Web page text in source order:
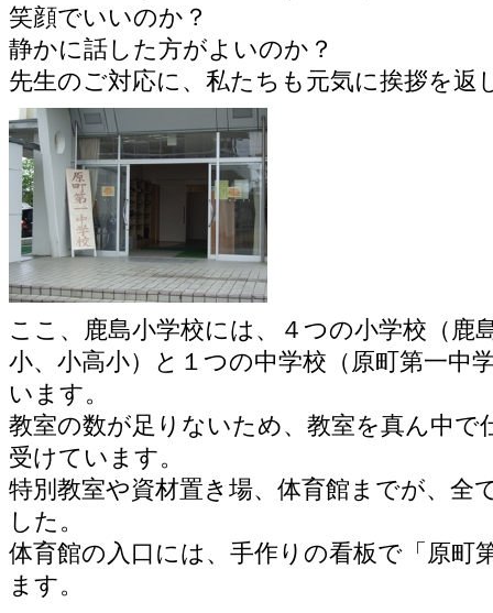
笑顔でいいのか？
静かに話した方がよいのか？
先生のご対応に、私たちも元気に挨拶を返
ここ、鹿島小学校には、４つの小学校（鹿
小、小高小）と１つの中学校（原町第一中
います。
教室の数が足りないため、教室を真ん中で
受けています。
特別教室や資材置き場、体育館までが、全
した。
体育館の入口には、手作りの看板で「原町
ます。